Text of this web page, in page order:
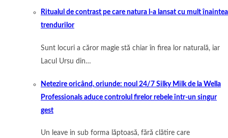
Ritualul de contrast pe care natura l-a lansat cu mult înaintea
trendurilor
Sunt locuri a căror magie stă chiar în firea lor naturală, iar
Lacul Ursu din…
Netezire oricând, oriunde: noul 24/7 Silky Milk de la Wella
Professionals aduce controlul firelor rebele într-un singur
gest
Un leave in sub forma lăptoasă, fără clătire care